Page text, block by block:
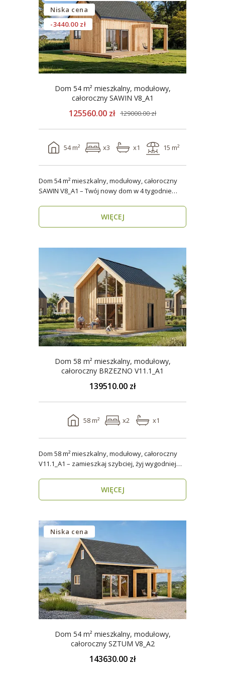
Niska cena
-3440.00 zł
Dom 54 m² mieszkalny, modułowy,
całoroczny SAWIN V8_A1
125560.00 zł 129000.00 zł
54 m² x3 x1 15 m²
Dom 54 m² mieszkalny, modułowy, całoroczny
SAWIN V8_A1 – Twój nowy dom w 4 tygodnie
WIĘCEJ
Dom 58 m² mieszkalny, modułowy,
całoroczny BRZEZNO V11.1_A1
139510.00 zł
58 m² x2 x1
Dom 58 m² mieszkalny, modułowy, całoroczny
V11.1_A1 – zamieszkaj szybciej, żyj wygodniej
WIĘCEJ
Niska cena
Dom 54 m² mieszkalny, modułowy,
całoroczny SZTUM V8_A2
143630.00 zł